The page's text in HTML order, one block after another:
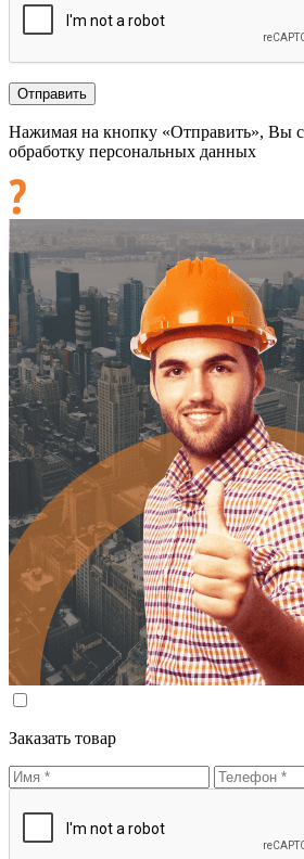
Нажимая на кнопку «Отправить», Вы
обработку персональных данных
Заказать товар